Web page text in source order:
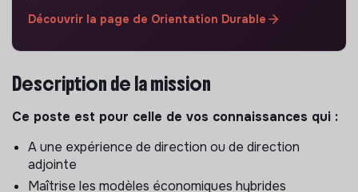
Découvrir la page de Orientation Durable
Description de la mission
Ce poste est pour celle de vos connaissances qui :
A une expérience de direction ou de direction
adjointe
Maîtrise les modèles économiques hybrides